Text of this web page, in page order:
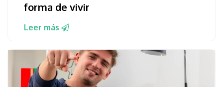
forma de vivir
Leer más